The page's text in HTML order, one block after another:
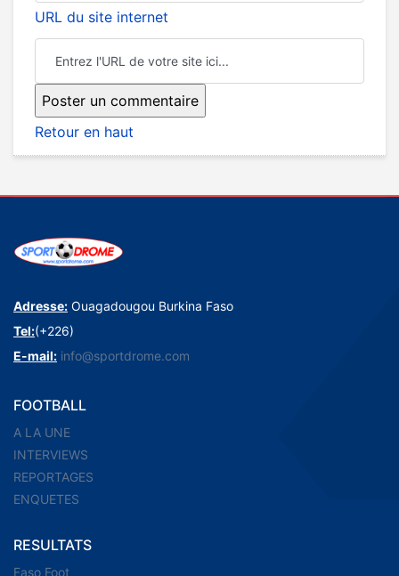
URL du site internet
Retour en haut
Adresse: Ouagadougou Burkina Faso
Tel:(+226)
E-mail: info@sportdrome.com
FOOTBALL
A LA UNE
INTERVIEWS
REPORTAGES
ENQUETES
RESULTATS
Faso Foot